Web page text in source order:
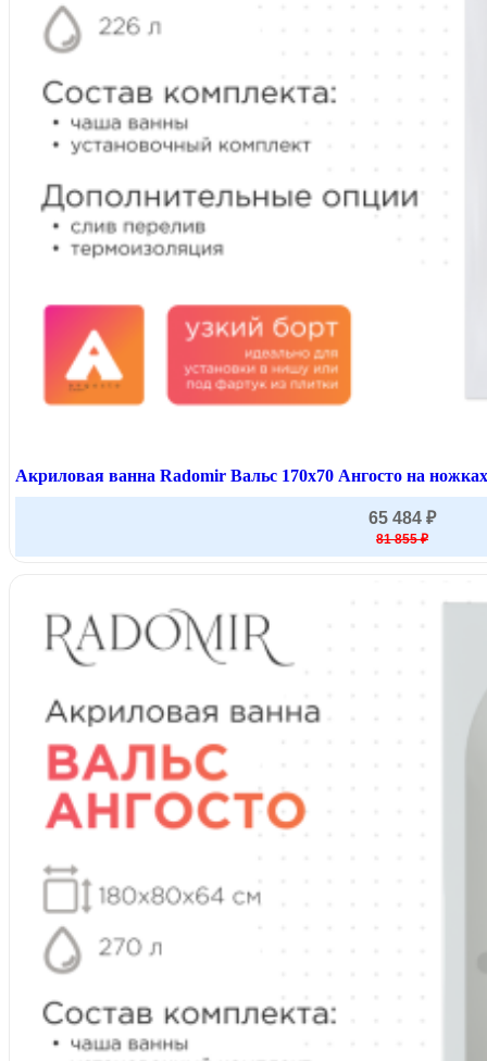
Акриловая ванна Radomir Вальс 170x70 Ангосто на
65 484 ₽
81 855 ₽